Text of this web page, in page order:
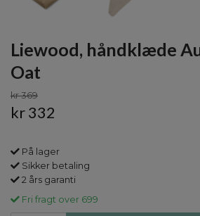
Liewood, håndklæde
Oat
kr 369
kr 332
På lager
Sikker betaling
2 års garanti
Fri fragt over 699